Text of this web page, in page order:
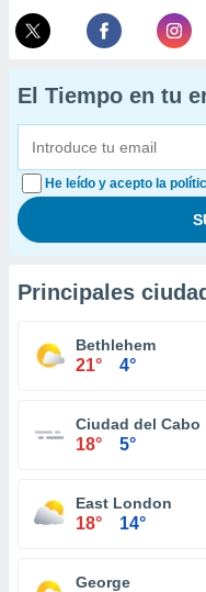
El Tiempo en tu
He leído y acepto la
Principales
Bethlehem
21° 4°
Ciudad del Cabo
18° 5°
East London
18° 14°
George